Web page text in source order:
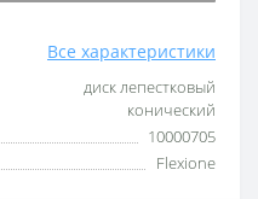
Все характеристики
диск лепестковый
конический
10000705
Flexione